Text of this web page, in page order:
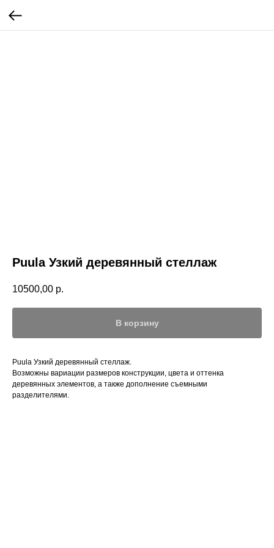
Puula Узкий деревянный стеллаж
10500,00 р.
В корзину
Puula Узкий деревянный стеллаж.
Возможны вариации размеров конструкции, цвета и оттенка
деревянных элементов, а также дополнение съемными
разделителями.